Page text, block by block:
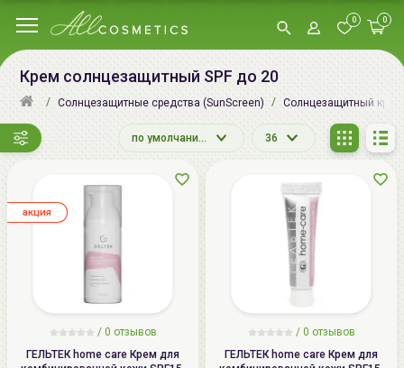
0 0
Крем солнцезащитный SPF до 20
Солнцезащитные средства (SunScreen) Солнцезащитный крем
по умолчанию 36
/ 0 отзывов
ГЕЛЬТЕК home care Крем для
aкция
/ 0 отзывов
ГЕЛЬТЕК home care Крем для